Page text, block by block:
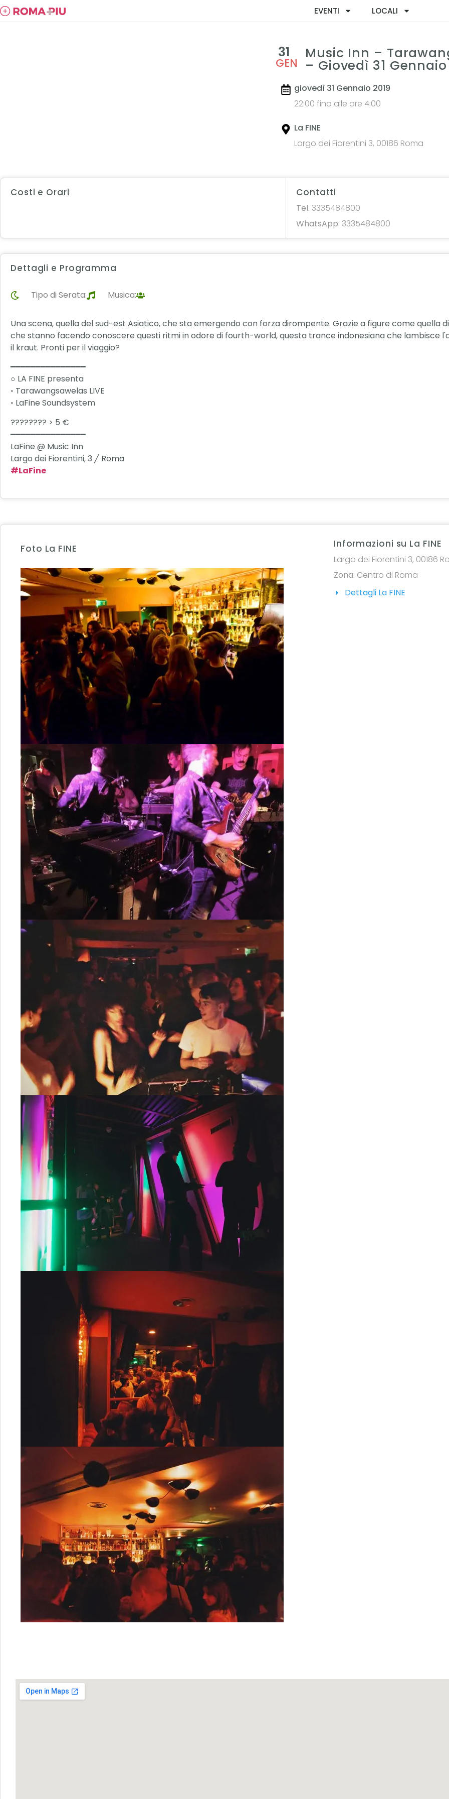
EVENTI LOCALI
31
GEN
Music Inn –
– Giovedì 31 Gennaio
giovedì 31 Gennaio 2019
22:00 fino alle ore 4:00
La FINE
Largo dei Fiorentini 3, 00186 Roma
Costi e Orari Contatti
Tel. 3335484800
WhatsApp: 3335484800
Dettagli e Programma
Tipo di Serata: Musica:
Una scena, quella del sud-est Asiatico, che sta emergendo con forza dirompente. Grazie a figure come quella
che stanno facendo conoscere questi ritmi in odore di fourth-world, questa trance indonesiana che lambisce
il kraut. Pronti per il viaggio?
━━━━━━━━━━━━━━━
○ LA FINE presenta
◦ Tarawangsawelas LIVE
◦ LaFine Soundsystem
???????? > 5 €
━━━━━━━━━━━━━━━
LaFine @ Music Inn
Largo dei Fiorentini, 3 ╱ Roma
#LaFine
Foto La FINE Informazioni su La FINE
Largo dei Fiorentini 3, 00186
Zona: Centro di Roma
Dettagli La FINE